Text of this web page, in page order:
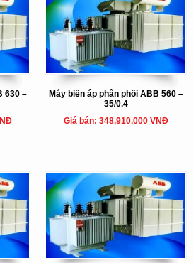
630 –
Máy biến áp phân phối ABB 560 –
35/0.4
Giá bán: 348,910,000 VNĐ